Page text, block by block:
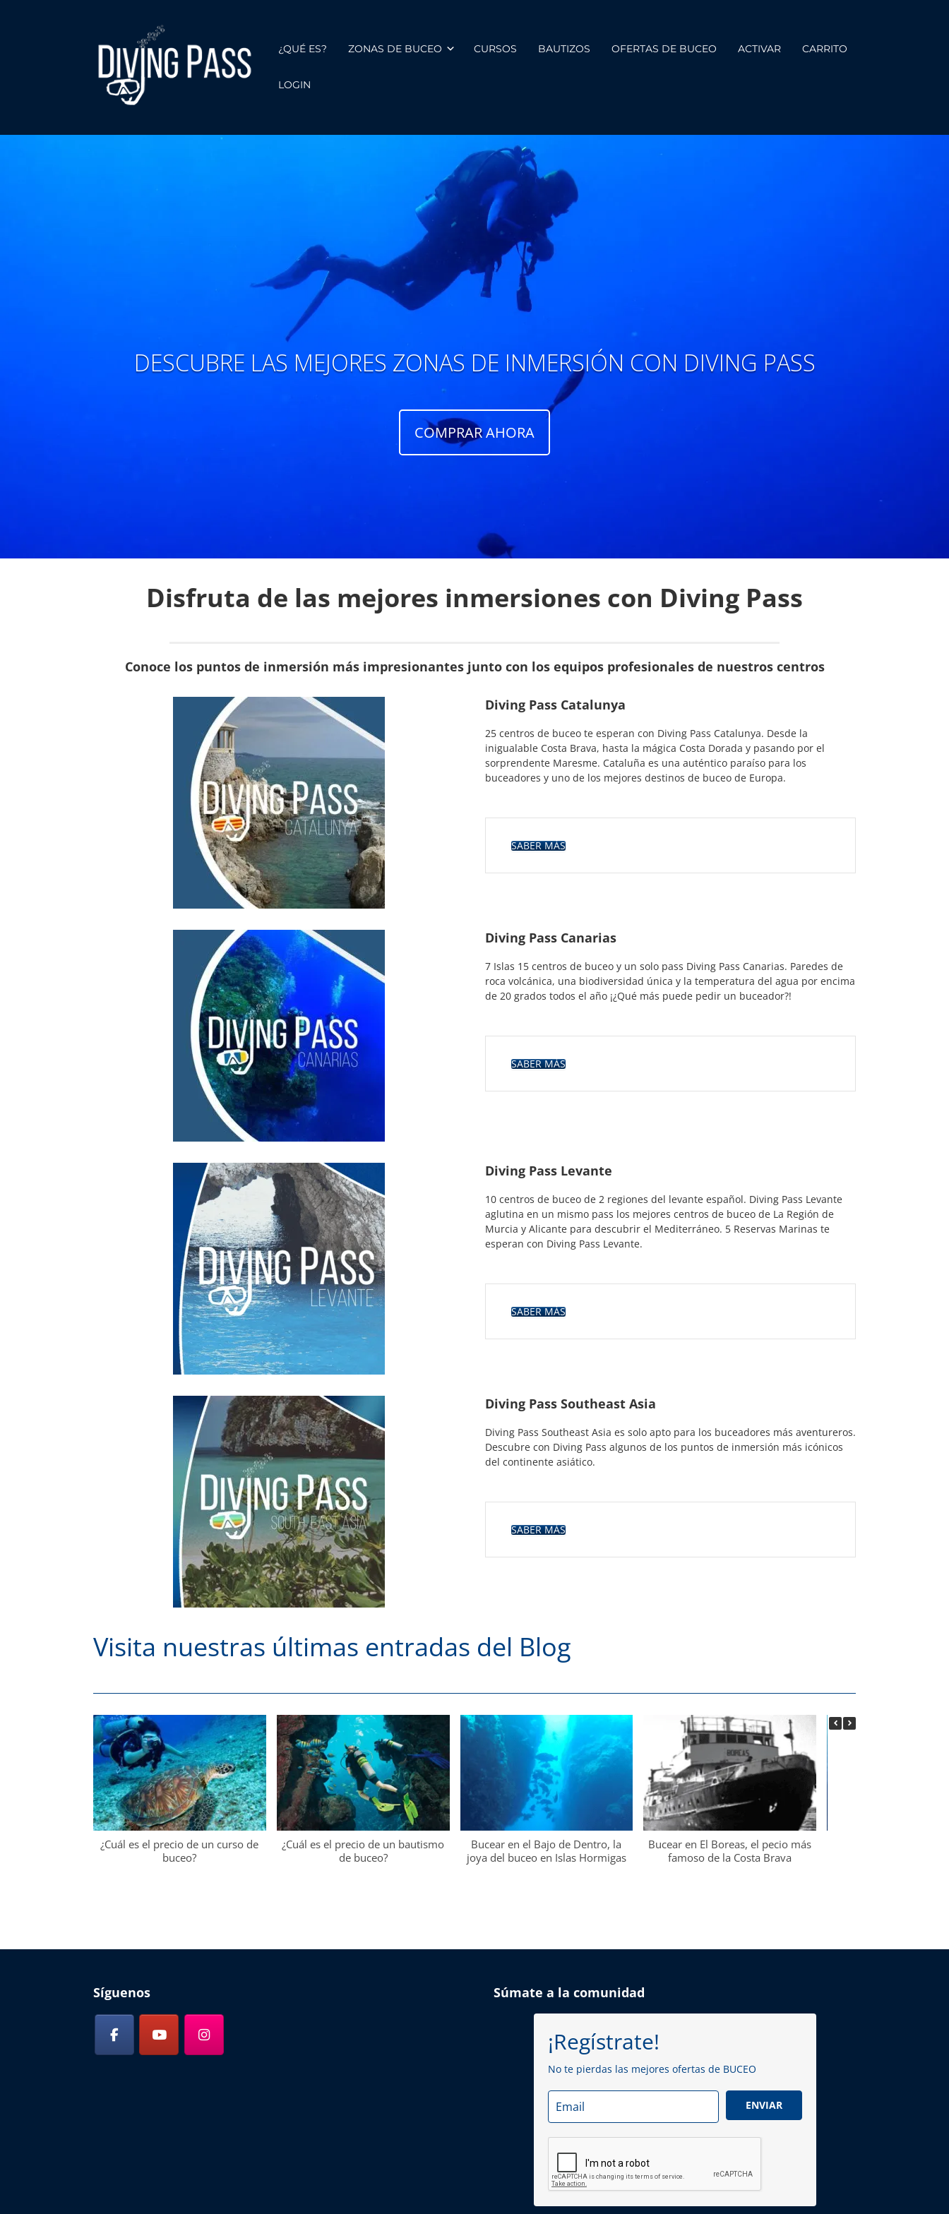
¿QUÉ ES? ZONAS DE BUCEO CURSOS BAUTIZOS OFERTAS DE BUCEO ACTIVAR CARRITO
LOGIN
DESCUBRE LAS MEJORES ZONAS DE INMERSIÓN CON DIVING PASS
COMPRAR AHORA
Disfruta de las mejores inmersiones con Diving Pass
Conoce los puntos de inmersión más impresionantes junto con los equipos profesionales de nuestros centros
Diving Pass Catalunya
25 centros de buceo te esperan con Diving Pass Catalunya. Desde la
inigualable Costa Brava, hasta la mágica Costa Dorada y pasando por el
sorprendente Maresme. Cataluña es una auténtico paraíso para los
buceadores y uno de los mejores destinos de buceo de Europa.
SABER MÁS
Diving Pass Canarias
7 Islas 15 centros de buceo y un solo pass Diving Pass Canarias. Paredes de
roca volcánica, una biodiversidad única y la temperatura del agua por encima
de 20 grados todos el año ¡¿Qué más puede pedir un buceador?!
SABER MÁS
Diving Pass Levante
10 centros de buceo de 2 regiones del levante español. Diving Pass Levante
aglutina en un mismo pass los mejores centros de buceo de La Región de
Murcia y Alicante para descubrir el Mediterráneo. 5 Reservas Marinas te
esperan con Diving Pass Levante.
SABER MÁS
Diving Pass Southeast Asia
Diving Pass Southeast Asia es solo apto para los buceadores más aventureros.
Descubre con Diving Pass algunos de los puntos de inmersión más icónicos
del continente asiático.
SABER MÁS
Visita nuestras últimas entradas del Blog
¿Cuál es el precio de un curso de
buceo?
¿Cuál es el precio de un bautismo
de buceo?
Bucear en el Bajo de Dentro, la
joya del buceo en Islas Hormigas
Bucear en El Boreas, el pecio más
famoso de la Costa Brava
Síguenos Súmate a la comunidad
¡Regístrate!
No te pierdas las mejores ofertas de BUCEO
ENVIAR